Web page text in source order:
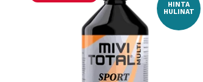
HINTA
HULINAT